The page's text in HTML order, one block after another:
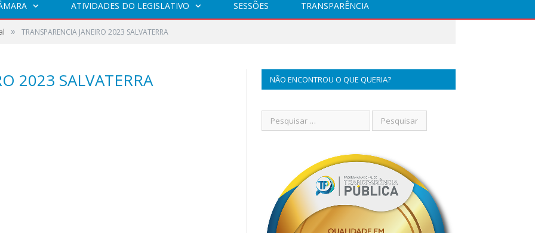
ATIVIDADES DO LEGISLATIVO SESSÕES TRANSPARÊNCIA
» TRANSPARENCIA JANEIRO 2023 SALVATERRA
2023 SALVATERRA NÃO ENCONTROU O QUE QUERIA?